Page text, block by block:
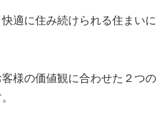
適に住み続けられる住まいに
様の価値観に合わせた２つの